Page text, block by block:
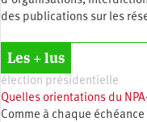
des publications sur les
Les + lus
élection présidentielle
Quelles orientations du
Comme à chaque